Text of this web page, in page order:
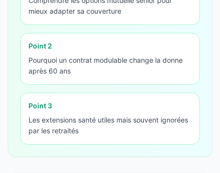
mieux adapter sa couverture
Point 2
Pourquoi un contrat modulable change la donne
après 60 ans
Point 3
Les extensions santé utiles mais souvent ignorées
par les retraités